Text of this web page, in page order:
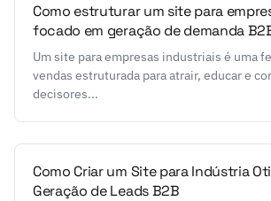
Como estruturar um site para
focado em geração de demanda
Um site para empresas industriais é uma
vendas estruturada para atrair, educar e
decisores...
Como Criar um Site para Indústria
Geração de Leads B2B